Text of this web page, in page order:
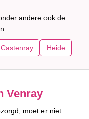
andere ook de
Castenray Heide
Venray
moet er niet